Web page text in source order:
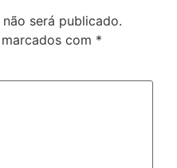
será publicado.
com *